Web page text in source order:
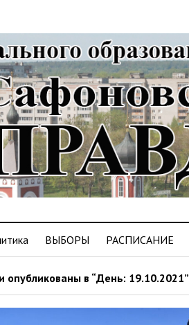
ВЫБОРЫ РАСПИСАНИЕ
опубликованы в “День: 19.10.2021”